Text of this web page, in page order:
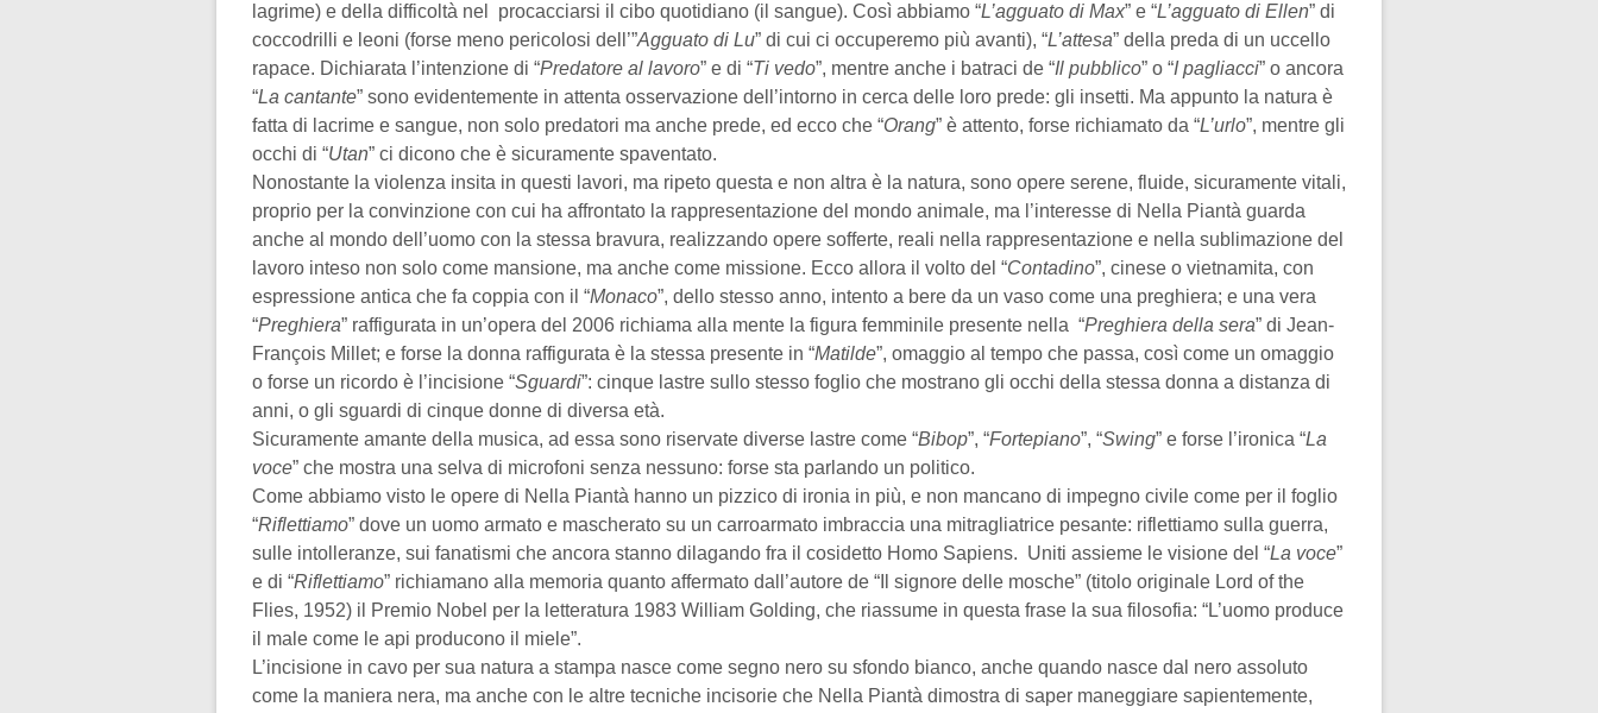
lagrime) e della difficoltà nel procacciarsi il cibo quotidiano (il sangue). Così abbiamo “L’agguato di Max” e “L’agguato di Ellen” di
coccodrilli e leoni (forse meno pericolosi dell’”Agguato di Lu” di cui ci occuperemo più avanti), “L’attesa” della preda di un uccello
rapace. Dichiarata l’intenzione di “Predatore al lavoro” e di “Ti vedo”, mentre anche i batraci de “Il pubblico” o “I pagliacci” o ancora
“La cantante” sono evidentemente in attenta osservazione dell’intorno in cerca delle loro prede: gli insetti. Ma appunto la natura è
fatta di lacrime e sangue, non solo predatori ma anche prede, ed ecco che “Orang” è attento, forse richiamato da “L’urlo”, mentre gli
occhi di “Utan” ci dicono che è sicuramente spaventato.
Nonostante la violenza insita in questi lavori, ma ripeto questa e non altra è la natura, sono opere serene, fluide, sicuramente vitali,
proprio per la convinzione con cui ha affrontato la rappresentazione del mondo animale, ma l’interesse di Nella Piantà guarda
anche al mondo dell’uomo con la stessa bravura, realizzando opere sofferte, reali nella rappresentazione e nella sublimazione del
lavoro inteso non solo come mansione, ma anche come missione. Ecco allora il volto del “Contadino”, cinese o vietnamita, con
espressione antica che fa coppia con il “Monaco”, dello stesso anno, intento a bere da un vaso come una preghiera; e una vera
“Preghiera” raffigurata in un’opera del 2006 richiama alla mente la figura femminile presente nella “Preghiera della sera” di Jean-
François Millet; e forse la donna raffigurata è la stessa presente in “Matilde”, omaggio al tempo che passa, così come un omaggio
o forse un ricordo è l’incisione “Sguardi”: cinque lastre sullo stesso foglio che mostrano gli occhi della stessa donna a distanza di
anni, o gli sguardi di cinque donne di diversa età.
Sicuramente amante della musica, ad essa sono riservate diverse lastre come “Bibop”, “Fortepiano”, “Swing” e forse l’ironica “La
voce” che mostra una selva di microfoni senza nessuno: forse sta parlando un politico.
Come abbiamo visto le opere di Nella Piantà hanno un pizzico di ironia in più, e non mancano di impegno civile come per il foglio
“Riflettiamo” dove un uomo armato e mascherato su un carroarmato imbraccia una mitragliatrice pesante: riflettiamo sulla guerra,
sulle intolleranze, sui fanatismi che ancora stanno dilagando fra il cosidetto Homo Sapiens. Uniti assieme le visione del “La voce”
e di “Riflettiamo” richiamano alla memoria quanto affermato dall’autore de “Il signore delle mosche” (titolo originale Lord of the
Flies, 1952) il Premio Nobel per la letteratura 1983 William Golding, che riassume in questa frase la sua filosofia: “L’uomo produce
il male come le api producono il miele”.
L’incisione in cavo per sua natura a stampa nasce come segno nero su sfondo bianco, anche quando nasce dal nero assoluto
come la maniera nera, ma anche con le altre tecniche incisorie che Nella Piantà dimostra di saper maneggiare sapientemente,